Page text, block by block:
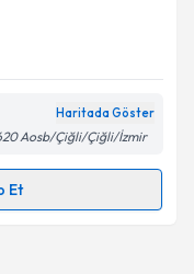
ilişkinAydınlatma
belirtilen
Haritada Göster
Aosb/Çiğli/Çiğli/İzmir
Et